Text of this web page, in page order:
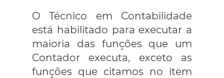
O Técnico em Contabilidade
está habilitado para executar a
maioria das funções que um
Contador executa, exceto as
funções que citamos no item